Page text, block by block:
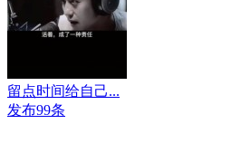
留点时间给自己...
发布99条